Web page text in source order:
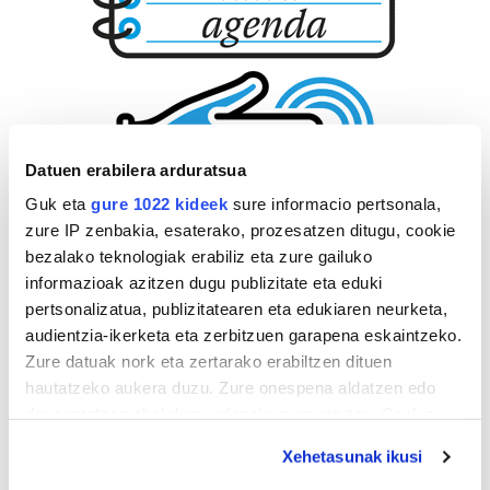
Datuen erabilera arduratsua
Guk eta gure 1022 kideek sure informacio pertsonala,
zure IP zenbakia, esaterako, prozesatzen ditugu, cookie
bezalako teknologiak erabiliz eta zure gailuko
informazioak azitzen dugu publizitate eta eduki
pertsonalizatua, publizitatearen eta edukiaren neurketa,
audientzia-ikerketa eta zerbitzuen garapena eskaintzeko.
Zure datuak nork eta zertarako erabiltzen dituen
hautatzeko aukera duzu. Zure onespena aldatzen edo
Xehetasunak ikusi